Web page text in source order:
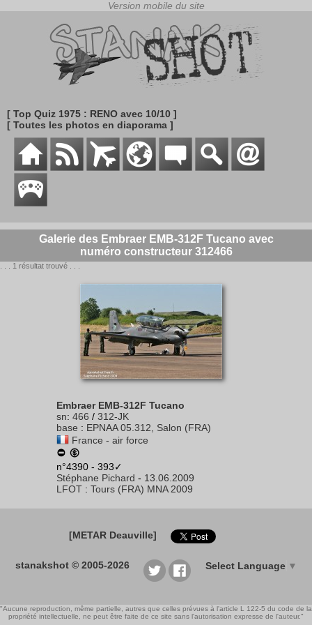
[ Top Quiz 1975 : RENO avec 10/10 ]
[ Toutes les photos en diaporama ]
Galerie des Embraer EMB-312F Tucano avec
numéro constructeur 312466
. . . 1 résultat trouvé . . .
Embraer EMB-312F Tucano
sn: 466 / 312-JK
base : EPNAA 05.312, Salon (FRA)
France - air force
n°4390 - 393✓
Stéphane Pichard - 13.06.2009
LFOT : Tours (FRA) MNA 2009
[METAR Deauville]
stanakshot © 2005-2026 Select Language ▼
"Aucune reproduction, même partielle, autres que celles prévues à l'article L 122-5 du code de la
propriété intellectuelle, ne peut être faite de ce site sans l'autorisation expresse de l'auteur."